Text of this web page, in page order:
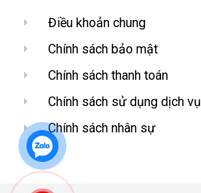
Điều khoản chung
Chính sách bảo mật
Chính sách thanh toán
Chính sách sử dụng dịch vụ
Chính sách nhân sự